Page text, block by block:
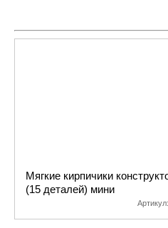
Мягкие кирпичики
(15 деталей) мини
Артикул: